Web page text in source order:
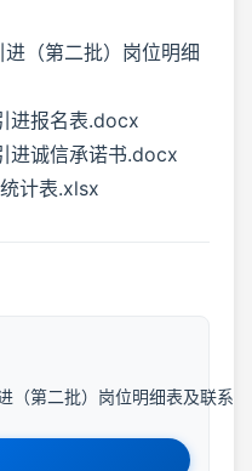
（第二批）岗位明细
进报名表.docx
进诚信承诺书.docx
计表.xlsx
（第二批）岗位明细表及联系